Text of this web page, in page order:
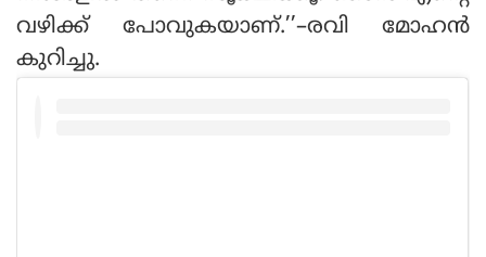
വഴിക്ക് പോവുകയാണ്.’’–രവി മോഹൻ
കുറിച്ചു.